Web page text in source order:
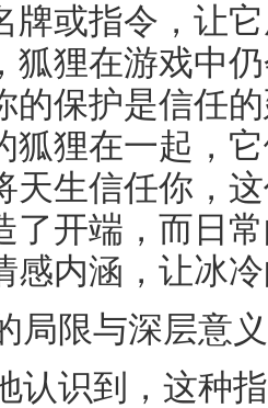
牌或指令，让
狐狸在游戏中
的保护是信任
狐狸在一起，
天生信任你，
了开端，而日
感内涵，让冰
局限与深层意义
认识到，这种